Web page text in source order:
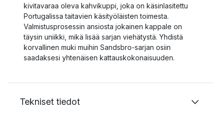
kivitavaraa oleva kahvikuppi, joka on käsinlasitettu
Portugalissa taitavien käsityöläisten toimesta.
Valmistusprosessin ansiosta jokainen kappale on
täysin uniikki, mikä lisää sarjan viehätystä. Yhdistä
korvallinen muki muihin Sandsbro-sarjan osiin
saadaksesi yhtenäisen kattauskokonaisuuden.
Tekniset tiedot